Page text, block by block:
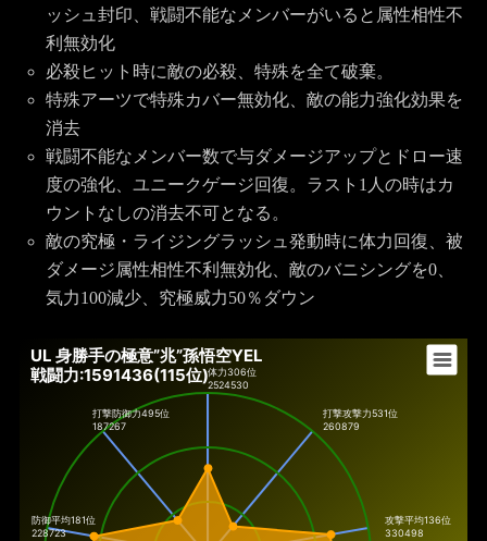
ッシュ封印、戦闘不能なメンバーがいると属性相性不
利無効化
必殺ヒット時に敵の必殺、特殊を全て破棄。
特殊アーツで特殊カバー無効化、敵の能力強化効果を
消去
戦闘不能なメンバー数で与ダメージアップとドロー速
度の強化、ユニークゲージ回復。ラスト1人の時はカ
ウントなしの消去不可となる。
敵の究極・ライジングラッシュ発動時に体力回復、被
ダメージ属性相性不利無効化、敵のバニシングを0、
気力100減少、究極威力50％ダウン
UL 身勝手の極意”兆”孫悟空YEL
戦闘力:1591436(115位)体力306位
2524530
打撃攻撃力531位
260879
攻撃平均136位
330498
防御平均181位
228723
打撃防御力495位
187267